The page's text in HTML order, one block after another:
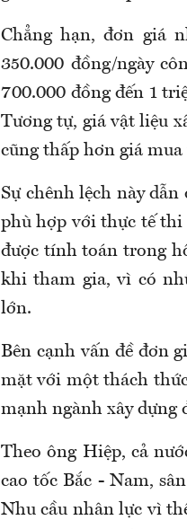
Chẳng hạn, đơn giá
350.000 đồng/ngày
700.000 đồng đến 1
Tương tự, giá vật liệu
cũng thấp hơn giá
Sự chênh lệch này
phù hợp với thực tế
được tính toán trong
khi tham gia, vì có
lớn.
Bên cạnh vấn đề đơn
mặt với một thách
mạnh ngành xây dựng
Theo ông Hiệp, cả
cao tốc Bắc - Nam,
Nhu cầu nhân lực vì